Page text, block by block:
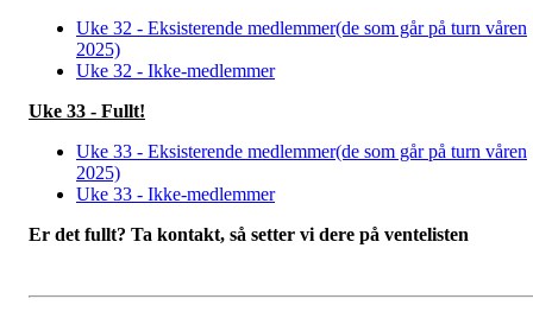
Uke 32 - Eksisterende medlemmer(de som går på turn våren
2025)
Uke 32 - Ikke-medlemmer
Uke 33 - Fullt!
Uke 33 - Eksisterende medlemmer(de som går på turn våren
2025)
Uke 33 - Ikke-medlemmer
Er det fullt? Ta kontakt, så setter vi dere på ventelisten